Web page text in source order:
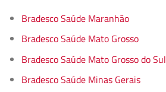
Bradesco Saúde Maranhão
Bradesco Saúde Mato Grosso
Bradesco Saúde Mato Grosso do Sul
Bradesco Saúde Minas Gerais